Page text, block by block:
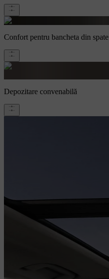
Confort pentru bancheta din spate
Depozitare convenabilă